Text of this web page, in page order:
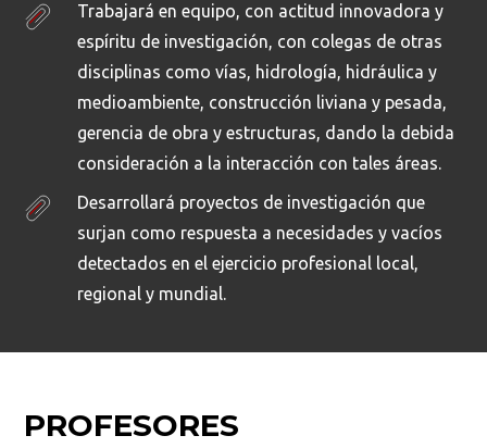
comprender la realidad social, económica y política
del país en los estudiantes de maestría. El objetivo
del curso es analizar y comprender los aspectos
sociales del fenómeno científico-tecnológico, para
identificar los problemas derivados de la falta de
generación, apropiación y aplicación del
conocimiento. El enfoque de la asignatura es
interdisciplinar; en su estudio confluyen las ciencias
sociales, económicas y la investigación.
Desarrollo y la efectiva Gerencia de los Proyectos.
Es por esto que, en la actualidad, las organizaciones
requieren de profesionales, que conozcan, apliquen
y manejen exitosamente los principios, prácticas,
modelos, procesos y herramientas universalmente
aceptadas para el desarrollo y gerencia de sus
proyectos.
Horas Presenciales
Trabajará en equipo, con actitud innovadora y
espíritu de investigación, con colegas de otras
disciplinas como vías, hidrología, hidráulica y
medioambiente, construcción liviana y pesada,
gerencia de obra y estructuras, dando la debida
consideración a la interacción con tales áreas.
Desarrollará proyectos de investigación que
surjan como respuesta a necesidades y vacíos
detectados en el ejercicio profesional local,
regional y mundial.
PROFESORES